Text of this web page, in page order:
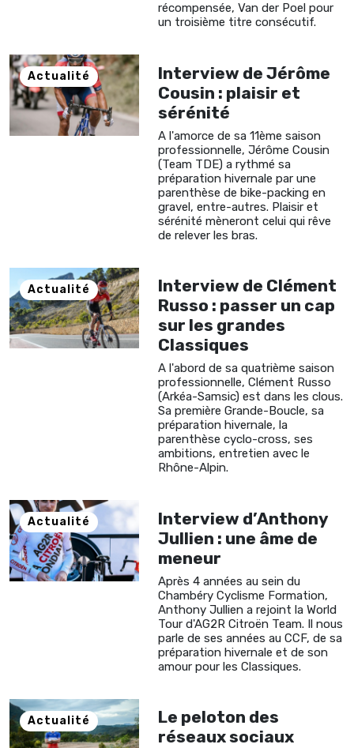
récompensée, Van der Poel pour
un troisième titre consécutif.
Actualité
Interview de Jérôme
Cousin : plaisir et
sérénité
A l'amorce de sa 11ème saison
professionnelle, Jérôme Cousin
(Team TDE) a rythmé sa
préparation hivernale par une
parenthèse de bike-packing en
gravel, entre-autres. Plaisir et
sérénité mèneront celui qui rêve
de relever les bras.
Actualité
Interview de Clément
Russo : passer un cap
sur les grandes
Classiques
A l'abord de sa quatrième saison
professionnelle, Clément Russo
(Arkéa-Samsic) est dans les clous.
Sa première Grande-Boucle, sa
préparation hivernale, la
parenthèse cyclo-cross, ses
ambitions, entretien avec le
Rhône-Alpin.
Actualité
Interview d’Anthony
Jullien : une âme de
meneur
Après 4 années au sein du
Chambéry Cyclisme Formation,
Anthony Jullien a rejoint la World
Tour d'AG2R Citroën Team. Il nous
parle de ses années au CCF, de sa
préparation hivernale et de son
amour pour les Classiques.
Actualité
Le peloton des
réseaux sociaux